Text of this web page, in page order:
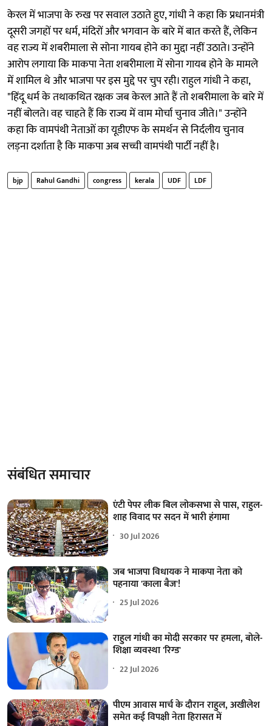
केरल में भाजपा के रुख पर सवाल उठाते हुए, गांधी ने कहा कि प्रधानमंत्री
दूसरी जगहों पर धर्म, मंदिरों और भगवान के बारे में बात करते हैं, लेकिन
वह राज्य में शबरीमाला से सोना गायब होने का मुद्दा नहीं उठाते। उन्होंने
आरोप लगाया कि माकपा नेता शबरीमाला में सोना गायब होने के मामले
में शामिल थे और भाजपा पर इस मुद्दे पर चुप रही। राहुल गांधी ने कहा,
"हिंदू धर्म के तथाकथित रक्षक जब केरल आते हैं तो शबरीमाला के बारे में
नहीं बोलते। वह चाहते हैं कि राज्य में वाम मोर्चा चुनाव जीते।" उन्होंने
कहा कि वामपंथी नेताओं का यूडीएफ के समर्थन से निर्दलीय चुनाव
लड़ना दर्शाता है कि माकपा अब सच्ची वामपंथी पार्टी नहीं है।
bjp Rahul Gandhi congress kerala UDF LDF
संबंधित समाचार
एंटी पेपर लीक बिल लोकसभा से पास, राहुल-
शाह विवाद पर सदन में भारी हंगामा
30 Jul 2026
जब भाजपा विधायक ने माकपा नेता को
पहनाया 'काला बैज'!
25 Jul 2026
राहुल गांधी का मोदी सरकार पर हमला, बोले-
शिक्षा व्यवस्था 'रिग्ड'
22 Jul 2026
पीएम आवास मार्च के दौरान राहुल, अखीलेश
समेत कई विपक्षी नेता हिरासत में